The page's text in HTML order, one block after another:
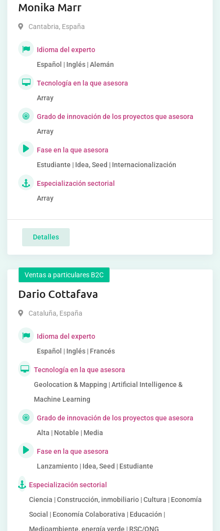
Monika Marr
Cantabria, España
Idioma del experto
Español | Inglés | Alemán
Tecnología en la que asesora
Array
Grado de innovación de los proyectos que asesora
Array
Fase en la que asesora
Estudiante | Idea, Seed | Internacionalización
Especialización sectorial
Array
Detalles
Ventas a particulares B2C
Dario Cottafava
Cataluña, España
Idioma del experto
Español | Inglés | Francés
Tecnología en la que asesora
Geolocation & Mapping | Artificial Intelligence &
Machine Learning
Grado de innovación de los proyectos que asesora
Alta | Notable | Media
Fase en la que asesora
Lanzamiento | Idea, Seed | Estudiante
Especialización sectorial
Ciencia | Construcción, inmobiliario | Cultura | Economía
Social | Economía Colaborativa | Educación |
Medioambiente, energía verde | RSC/ONG